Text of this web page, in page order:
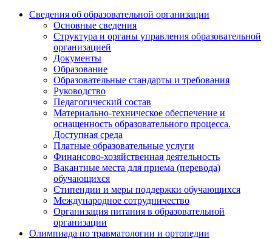
Сведения об образовательной организации
Основные сведения
Структура и органы управления образовательной
организацией
Документы
Образование
Образовательные стандарты и требования
Руководство
Педагогический состав
Материально-техническое обеспечение и
оснащенность образовательного процесса.
Доступная среда
Платные образовательные услуги
Финансово-хозяйственная деятельность
Вакантные места для приема (перевода)
обучающихся
Стипендии и меры поддержки обучающихся
Международное сотрудничество
Организация питания в образовательной
организации
Олимпиада по травматологии и ортопедии